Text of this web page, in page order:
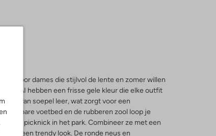
voor dames die stijlvol de lente en zomer willen
VAI hebben een frisse gele kleur die elke outfit
zijn van soepel leer, wat zorgt voor een
voetbed en de rubberen zool loop je
een picknick in het park. Combineer ze met een
voor een trendy look. De ronde neus en